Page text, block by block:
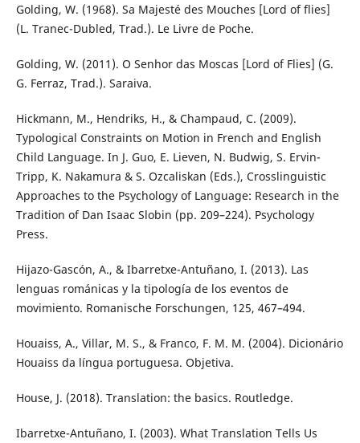
Golding, W. (1968). Sa Majesté des Mouches [Lord of flies]
(L. Tranec-Dubled, Trad.). Le Livre de Poche.
Golding, W. (2011). O Senhor das Moscas [Lord of Flies] (G.
G. Ferraz, Trad.). Saraiva.
Hickmann, M., Hendriks, H., & Champaud, C. (2009).
Typological Constraints on Motion in French and English
Child Language. In J. Guo, E. Lieven, N. Budwig, S. Ervin-
Tripp, K. Nakamura & S. Ozcaliskan (Eds.), Crosslinguistic
Approaches to the Psychology of Language: Research in the
Tradition of Dan Isaac Slobin (pp. 209–224). Psychology
Press.
Hijazo-Gascón, A., & Ibarretxe-Antuñano, I. (2013). Las
lenguas románicas y la tipología de los eventos de
movimiento. Romanische Forschungen, 125, 467–494.
Houaiss, A., Villar, M. S., & Franco, F. M. M. (2004). Dicionário
Houaiss da língua portuguesa. Objetiva.
House, J. (2018). Translation: the basics. Routledge.
Ibarretxe-Antuñano, I. (2003). What Translation Tells Us